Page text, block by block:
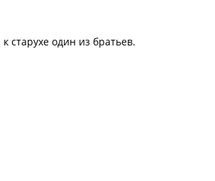
старухе один из братьев.